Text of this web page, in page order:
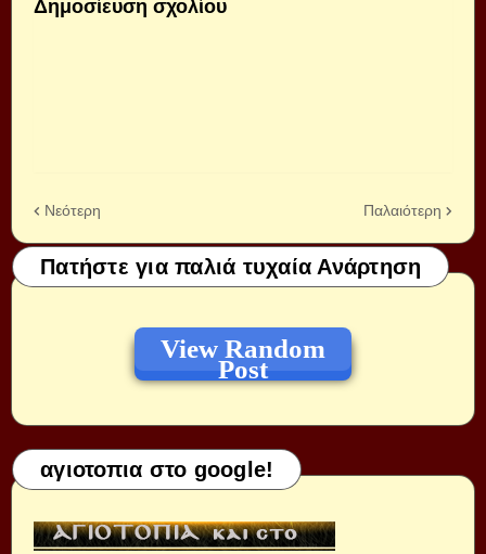
Δημοσίευση σχολίου
Νεότερη Παλαιότερη
Πατήστε για παλιά τυχαία Ανάρτηση
View Random
Post
αγιοτοπια στο google!